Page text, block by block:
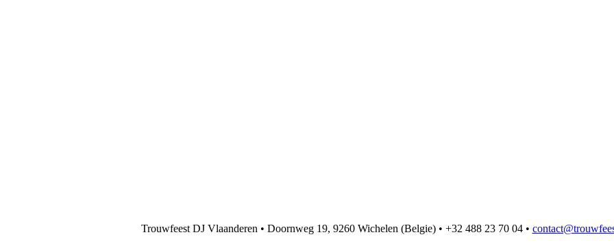
Trouwfeest DJ Vlaanderen • Doornweg 19, 9260 Wichelen (Belgie) • +32 488 23 70 04 •